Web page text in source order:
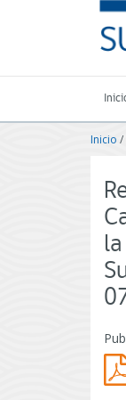
-
de
-
de
Inicio /